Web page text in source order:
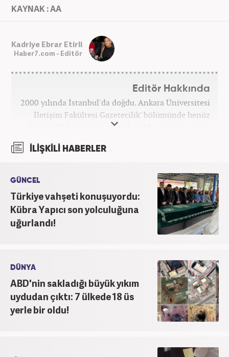
KAYNAK : AA
Kadriye Ebrar Etirli
Haber7.com - Editör
Editör Hakkında
2000 yılında İstanbul'da doğdu. Ankara Üniversitesi
İletişim Fakültesi Gazetecilik' bölümünde henüz
okurken HaberAnkara ve AnkaraMasası'nda çalıştı.
2022 yılındaki mezuniyetinin ardından Beyaz TV'de
'Haber Editörü' pozisyonunda görev aldı. 2024
Editörü kariyerine devam etmektedir.
İLİŞKİLİ HABERLER
GÜNCEL
Türkiye vahşeti konuşuyordu:
Kübra Yapıcı son yolculuğuna
uğurlandı!
DÜNYA
ABD'nin sakladığı büyük yıkım
uydudan çıktı: 7 ülkede 18 üs
yerle bir oldu!